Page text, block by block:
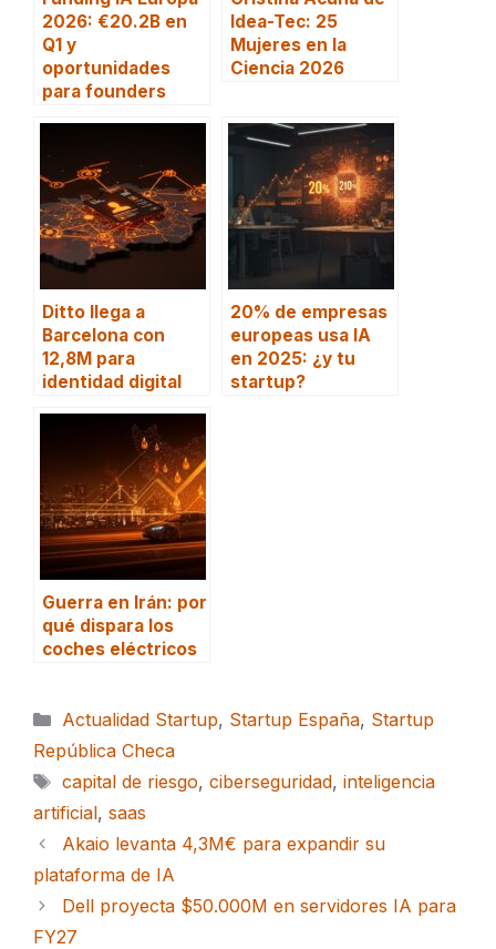
2026: €20.2B en
Q1 y
oportunidades
para founders
Idea-Tec: 25
Mujeres en la
Ciencia 2026
Ditto llega a
Barcelona con
12,8M para
identidad digital
20% de empresas
europeas usa IA
en 2025: ¿y tu
startup?
Guerra en Irán: por
qué dispara los
coches eléctricos
Categorías
Actualidad Startup, Startup España, Startup
República Checa
Etiquetas
capital de riesgo, ciberseguridad, inteligencia
artificial, saas
Akaio levanta 4,3M€ para expandir su
plataforma de IA
Dell proyecta $50.000M en servidores IA para
FY27